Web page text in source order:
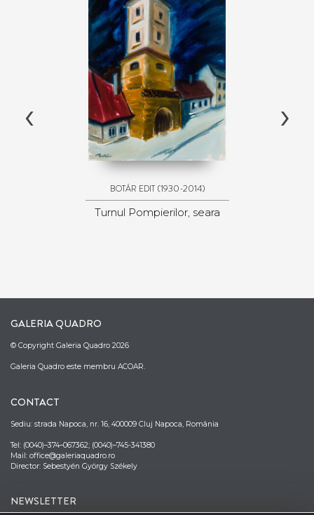
BOTÁR EDIT(1930-2014)
Turnul Pompierilor, seara
‹ ›
GALERIA QUADRO
© Copyright Galeria Quadro 2026
Galeria Quadro este membru ACOAR.
CONTACT
Sediu: strada Napoca, nr. 16, 400009 Cluj Napoca, România
Tel: (0040)–374–067362; (0040)–745-341380
Mail: office@galeriaquadro.ro
Director: Sebestyén György Székely
NEWSLETTER